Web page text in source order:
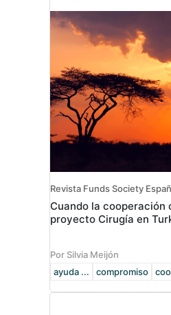
Revista Funds Society
Cuando la cooperación
proyecto Cirugía en
Por Silvia Meijón
ayuda ...
compromiso